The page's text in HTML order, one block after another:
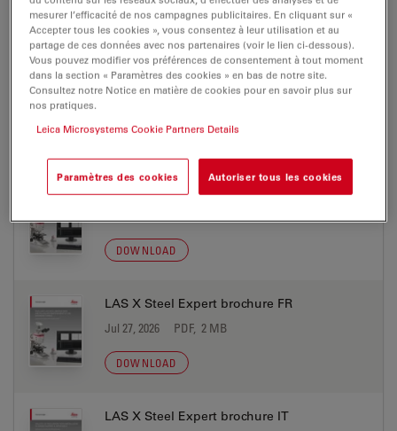
DOWNLOAD
LAS X Steel Expert brochure DE
DOWNLOAD
LAS X Steel Expert brochure ES
DOWNLOAD
LAS X Steel Expert brochure FR
Jul 27, 2026 PDF, 2 MB
DOWNLOAD
LAS X Steel Expert brochure IT
mesurer l’efficacité de nos campagnes publicitaires. En cliquant sur «
Accepter tous les cookies », vous consentez à leur utilisation et au
partage de ces données avec nos partenaires (voir le lien ci-dessous).
Vous pouvez modifier vos préférences de consentement à tout moment
dans la section « Paramètres des cookies » en bas de notre site.
Consultez notre Notice en matière de cookies pour en savoir plus sur
nos pratiques.
Leica Microsystems Cookie Partners Details
Paramètres des cookies Autoriser tous les cookies